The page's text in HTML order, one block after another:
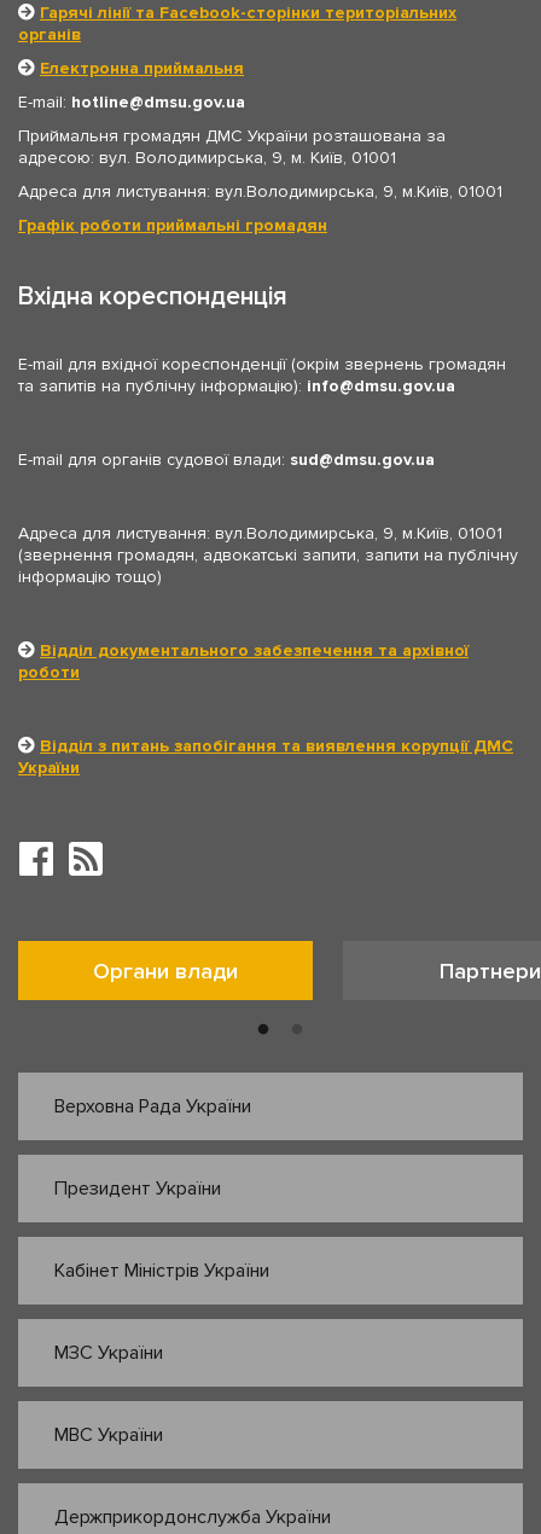
Гарячі лінії та Facebook-сторінки територіальних
органів
Електронна приймальня
E-mail: hotline
dmsu.gov.ua
Приймальня громадян ДМС України розташована за
адресою: вул. Володимирська, 9, м. Київ, 01001
Адреса для листування: вул.Володимирська, 9, м.Київ, 01001
Графік роботи приймальні громадян
Вхідна кореспонденція
E-mail для вхідної кореспонденції (окрім звернень громадян
та запитів на публічну інформацію): info dmsu.gov.ua
E-mail для органів судової влади: sud dmsu.gov.ua
Адреса для листування: вул.Володимирська, 9, м.Київ, 01001
(звернення громадян, адвокатські запити, запити на публічну
інформацію тощо)
Відділ документального забезпечення та архівної
роботи
Відділ з питань запобігання та виявлення корупції ДМС
України
Органи влади Партнери
Верховна Рада України
Президент України
Кабінет Міністрів України
МЗС України
МВС України
Держприкордонслужба України